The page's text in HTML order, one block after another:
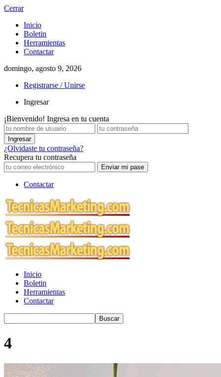
Cerrar
Inicio
Boletin
Herramientas
Contactar
domingo, agosto 9, 2026
Registrarse / Unirse
Ingresar
¡Bienvenido! Ingresa en tu cuenta
¿Olvidaste tu contraseña?
Recupera tu contraseña
Contactar
Inicio
Boletin
Herramientas
Contactar
4